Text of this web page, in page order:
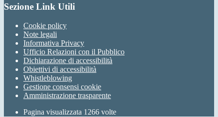
Sezione Link Utili
Cookie policy
Note legali
Informativa Privacy
Ufficio Relazioni con il Pubblico
Dichiarazione di accessibilità
Obiettivi di accessibilità
Whistleblowing
Gestione consensi cookie
Amministrazione trasparente
Pagina visualizzata 1266 volte